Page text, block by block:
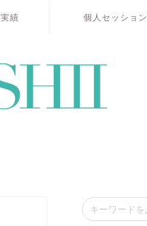
績 個人セッション